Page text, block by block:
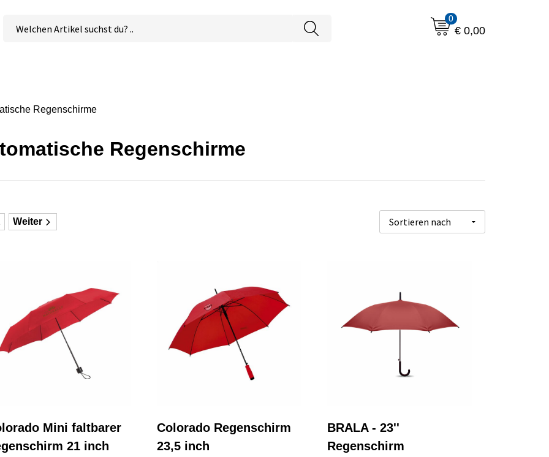
0
€ 0,00
Regenschirme
Regenschirme
Weiter
Mini faltbarer
21 inch
Colorado Regenschirm
23,5 inch
BRALA - 23''
Regenschirm